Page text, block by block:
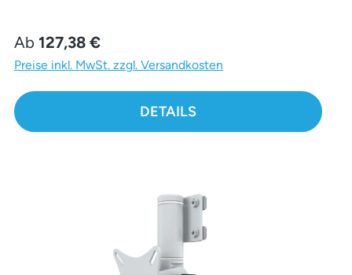
Regulärer Preis:
Ab 127,38 €
Preise inkl. MwSt. zzgl. Versandkosten
DETAILS